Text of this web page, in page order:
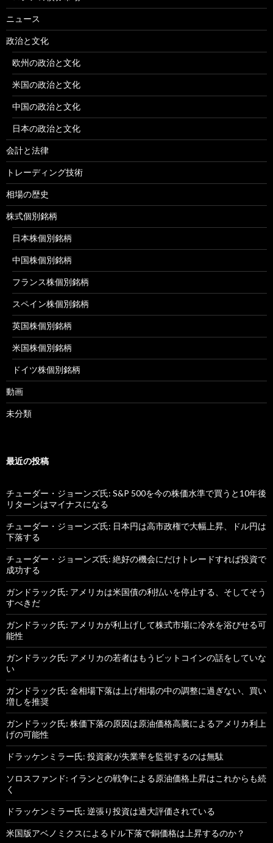
ニュース
政治と文化
欧州の政治と文化
米国の政治と文化
中国の政治と文化
日本の政治と文化
会計と法律
トレーディング技術
相場の歴史
株式個別銘柄
日本株個別銘柄
中国株個別銘柄
フランス株個別銘柄
スペイン株個別銘柄
英国株個別銘柄
米国株個別銘柄
ドイツ株個別銘柄
動画
未分類
最近の投稿
チューダー・ジョーンズ氏: S&P 500を今の株価水準で買うと10年後
リターンはマイナスになる
チューダー・ジョーンズ氏: 日本円は高市政権で大幅上昇、ドル円は
下落する
チューダー・ジョーンズ氏: 絶好の機会にだけトレードすれば投資で
成功する
ガンドラック氏: アメリカは米国債の利払いを停止する、そしてそう
すべきだ
ガンドラック氏: アメリカが利上げして株式市場に冷水を浴びせる可
能性
ガンドラック氏: アメリカの若者はもうビットコインの話をしていな
い
ガンドラック氏: 金相場下落は上げ相場の中の調整に過ぎない、買い
増しを推奨
ガンドラック氏: 株価下落の原因は原油価格高騰によるアメリカ利上
げの可能性
ドラッケンミラー氏: 投資家が失業率を監視するのは無駄
ソロスファンド: イランとの戦争による原油価格上昇はこれからも続
く
ドラッケンミラー氏: 逆張り投資は過大評価されている
米国版アベノミクスによるドル下落で銅価格は上昇するのか？